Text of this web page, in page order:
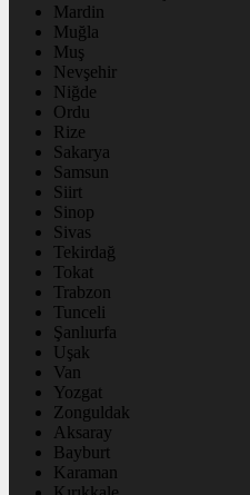
Mardin
Muğla
Muş
Nevşehir
Niğde
Ordu
Rize
Sakarya
Samsun
Siirt
Sinop
Sivas
Tekirdağ
Tokat
Trabzon
Tunceli
Şanlıurfa
Uşak
Van
Yozgat
Zonguldak
Aksaray
Bayburt
Karaman